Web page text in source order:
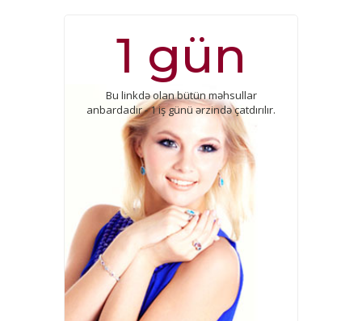
1 gün
Bu linkdə olan bütün məhsullar
anbardadır - 1 iş günü ərzində çatdırılır.